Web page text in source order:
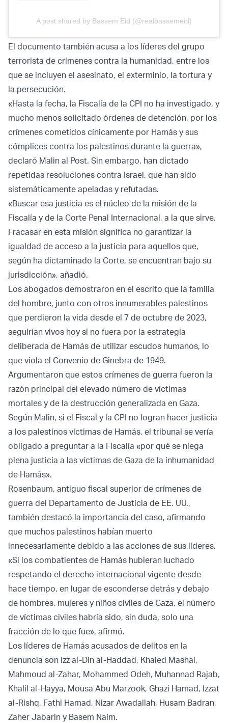
A post shared by Bassem Eid (@realbassemeid)
El documento también acusa a los líderes del grupo
terrorista de crímenes contra la humanidad, entre los
que se incluyen el asesinato, el exterminio, la tortura y
la persecución.
«Hasta la fecha, la Fiscalía de la CPI no ha investigado, y
mucho menos solicitado órdenes de detención, por los
crímenes cometidos cínicamente por Hamás y sus
cómplices contra los palestinos durante la guerra»,
declaró Malin al Post. Sin embargo, han dictado
repetidas resoluciones contra Israel, que han sido
sistemáticamente apeladas y refutadas.
«Buscar esa justicia es el núcleo de la misión de la
Fiscalía y de la Corte Penal Internacional, a la que sirve.
Fracasar en esta misión significa no garantizar la
igualdad de acceso a la justicia para aquellos que,
según ha dictaminado la Corte, se encuentran bajo su
jurisdicción», añadió.
Los abogados demostraron en el escrito que la familia
del hombre, junto con otros innumerables palestinos
que perdieron la vida desde el 7 de octubre de 2023,
seguirían vivos hoy si no fuera por la estrategia
deliberada de Hamás de utilizar escudos humanos, lo
que viola el Convenio de Ginebra de 1949.
Argumentaron que estos crímenes de guerra fueron la
razón principal del elevado número de víctimas
mortales y de la destrucción generalizada en Gaza.
Según Malin, si el Fiscal y la CPI no logran hacer justicia
a los palestinos víctimas de Hamás, el tribunal se vería
obligado a preguntar a la Fiscalía «por qué se niega
plena justicia a las víctimas de Gaza de la inhumanidad
de Hamás».
Rosenbaum, antiguo fiscal superior de crímenes de
guerra del Departamento de Justicia de EE. UU.,
también destacó la importancia del caso, afirmando
que muchos palestinos habían muerto
innecesariamente debido a las acciones de sus líderes.
«Si los combatientes de Hamás hubieran luchado
respetando el derecho internacional vigente desde
hace tiempo, en lugar de esconderse detrás y debajo
de hombres, mujeres y niños civiles de Gaza, el número
de víctimas civiles habría sido, sin duda, solo una
fracción de lo que fue», afirmó.
Los líderes de Hamás acusados de delitos en la
denuncia son Izz al-Din al-Haddad, Khaled Mashal,
Mahmoud al-Zahar, Mohammed Odeh, Muhannad Rajab,
Khalil al-Hayya, Mousa Abu Marzook, Ghazi Hamad, Izzat
al-Rishq, Fathi Hamad, Nizar Awadallah, Husam Badran,
Zaher Jabarin y Basem Naim.